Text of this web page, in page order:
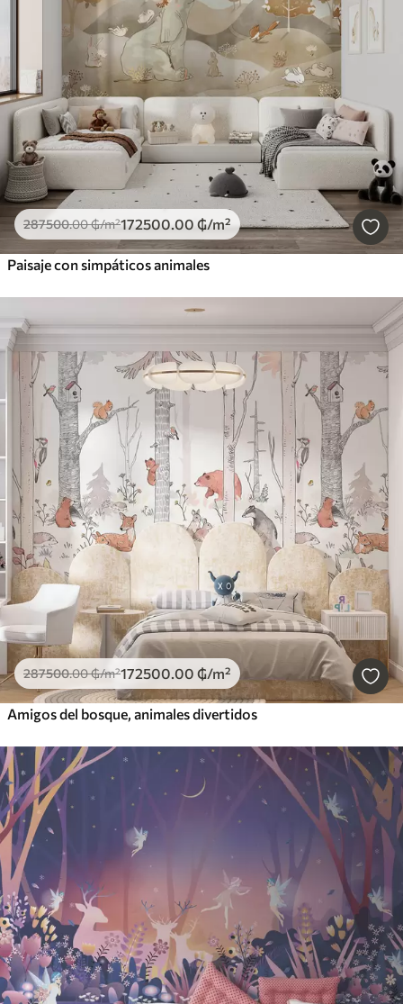
287500.00₲/m²172500.00 ₲/m²
Paisaje con simpáticos animales
287500.00₲/m²172500.00 ₲/m²
Amigos del bosque, animales divertidos